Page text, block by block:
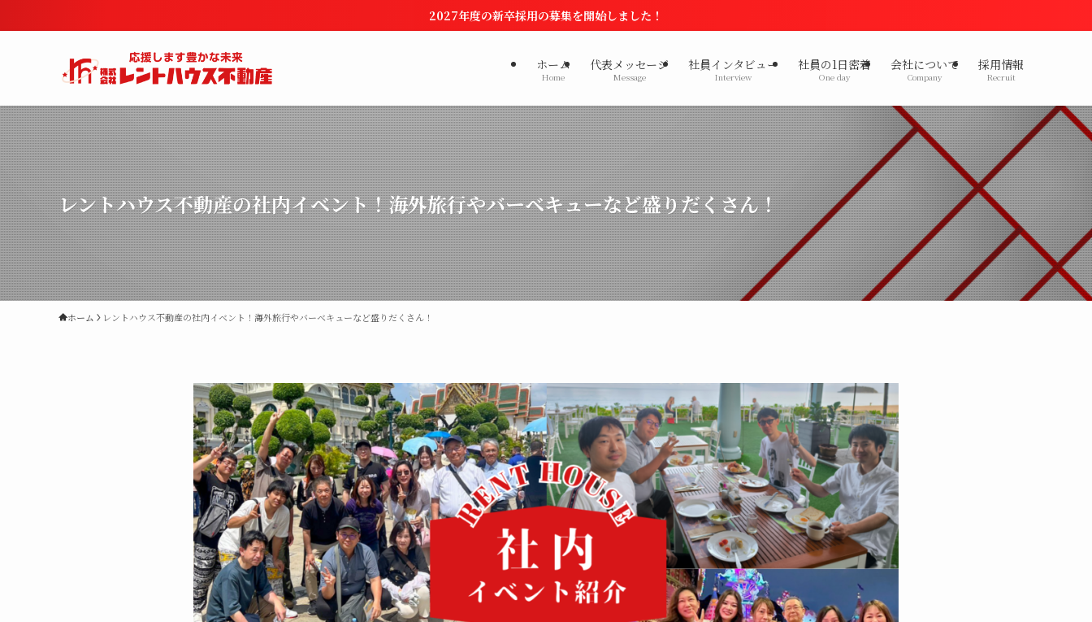
2027年度の新卒採用の募集を開始しました！
ホーム
Home
代表メッセージ
Message
社員インタビュー
Interview
社員の1日密着
One day
会社について
Company
採用情報
Recruit
レントハウス不動産の社内イベント！海外旅行やバーベキューなど盛りだくさん！
ホーム レントハウス不動産の社内イベント！海外旅行やバーベキューなど盛りだくさん！